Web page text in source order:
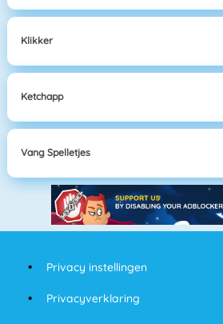
Klikker
Ketchapp
Vang Spelletjes
Privacy instellingen
Privacyverklaring